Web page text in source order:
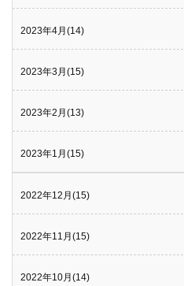
2023年4月(14)
2023年3月(15)
2023年2月(13)
2023年1月(15)
2022年12月(15)
2022年11月(15)
2022年10月(14)